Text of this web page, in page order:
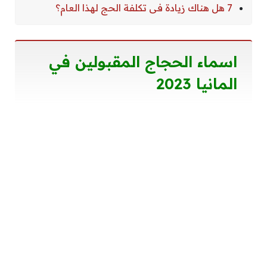
7 هل هناك زيادة فى تكلفة الحج لهذا العام؟
اسماء الحجاج المقبولين في
المانيا 2023